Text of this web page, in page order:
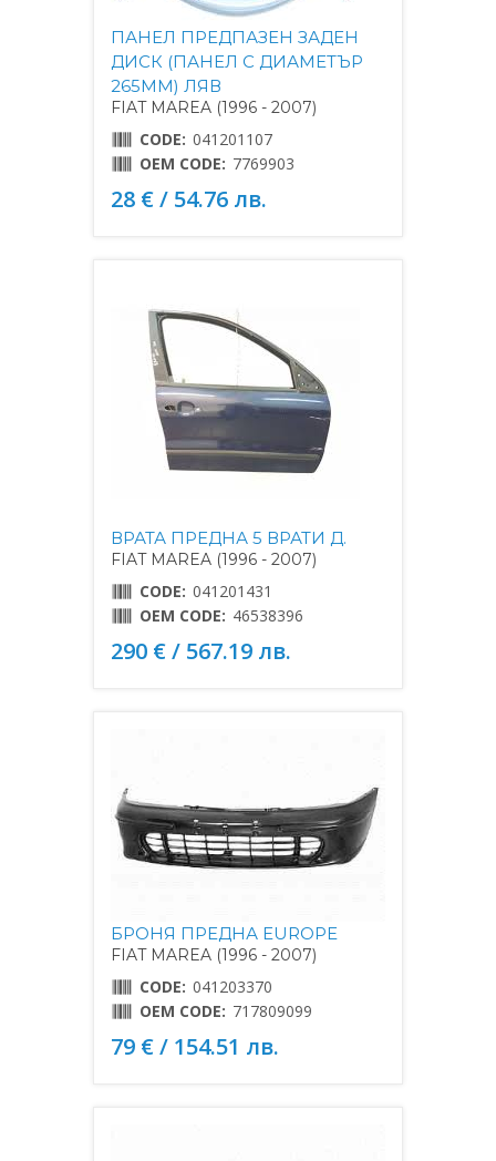
ПАНЕЛ ПРЕДПАЗЕН ЗАДЕН
ДИСК (ПАНЕЛ С ДИАМЕТЪР
265MM) ЛЯВ
FIAT MAREA (1996 - 2007)
CODE: 041201107
OEM CODE: 7769903
28 € / 54.76 лв.
ВРАТА ПРЕДНА 5 ВРАТИ Д.
FIAT MAREA (1996 - 2007)
CODE: 041201431
OEM CODE: 46538396
290 € / 567.19 лв.
БРОНЯ ПРЕДНА EUROPE
FIAT MAREA (1996 - 2007)
CODE: 041203370
OEM CODE: 717809099
79 € / 154.51 лв.